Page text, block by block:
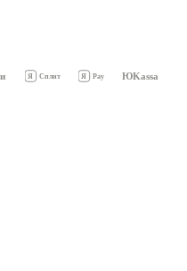
Я Сплит Я Pay ЮKassa